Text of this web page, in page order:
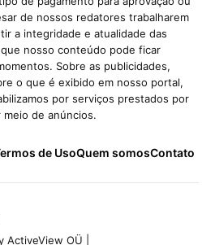
de nossos redatores trabalharem
a integridade e atualidade das
nosso conteúdo pode ficar
Sobre as publicidades,
o que é exibido em nosso portal,
por serviços prestados por
de anúncios.
de UsoQuem somosContato
OÜ |